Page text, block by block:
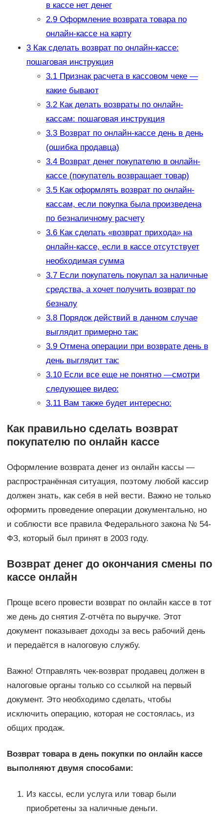
в кассе нет денег
2.9Оформление возврата товара по
онлайн-кассе на карту
3Как сделать возврат по онлайн-кассе:
пошаговая инструкция
3.1Признак расчета в кассовом чеке —
какие бывают
3.2Как делать возвраты по онлайн-
кассам: пошаговая инструкция
3.3Возврат по онлайн-кассе день в день
(ошибка продавца)
3.4Возврат денег покупателю в онлайн-
кассе (покупатель возвращает товар)
3.5Как оформлять возврат по онлайн-
кассам, если покупка была произведена
по безналичному расчету
3.6Как сделать «возврат прихода» на
онлайн-кассе, если в кассе отсутствует
необходимая сумма
3.7Если покупатель покупал за наличные
средства, а хочет получить возврат по
безналу
3.8Порядок действий в данном случае
выглядит примерно так:
3.9Отмена операции при возврате день в
день выглядит так:
3.10Если все еще не понятно —смотри
следующее видео:
3.11Вам также будет интересно:
Как правильно сделать возврат
покупателю по онлайн кассе
Оформление возврата денег из онлайн кассы —
распространённая ситуация, поэтому любой кассир
должен знать, как себя в ней вести. Важно не только
оформить проведение операции документально, но
и соблюсти все правила Федерального закона № 54-
ФЗ, который был принят в 2003 году.
Возврат денег до окончания смены по
кассе онлайн
Проще всего провести возврат по онлайн кассе в тот
же день до снятия Z-отчёта по выручке. Этот
документ показывает доходы за весь рабочий день
и передаётся в налоговую службу.
Важно! Отправлять чек-возврат продавец должен в
налоговые органы только со ссылкой на первый
документ. Это необходимо сделать, чтобы
исключить операцию, которая не состоялась, из
общих продаж.
Возврат товара в день покупки по онлайн кассе
выполняют двумя способами:
Из кассы, если услуга или товар были
приобретены за наличные деньги.